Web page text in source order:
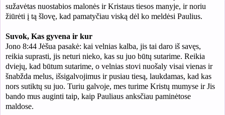
sužavėtas nuostabios malonės ir Kristaus tiesos manyje, ir noriu
žiūrėti į tą šlovę, kad pamatyčiau viską dėl ko meldėsi Paulius.
Suvok, Kas gyvena ir kur
Jono 8:44 Jėšua pasakė: kai velnias kalba, jis tai daro iš savęs,
reikia suprasti, jis neturi nieko, kas su juo būtų sutarime. Reikia
dviejų, kad būtum sutarime, o velnias stovi nuošaly visai vienas ir
šnabžda melus, išsigalvojimus ir pusiau tiesą, laukdamas, kad kas
nors sutiktų su juo. Turiu galvoje, mes turime Kristų mumyse ir Jis
bando mus auginti taip, kaip Pauliaus anksčiau paminėtose
maldose.